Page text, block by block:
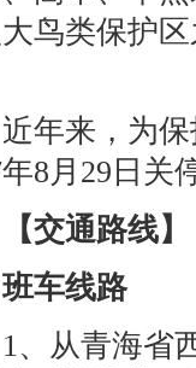
鸟类保护
来，为保
年8月29日关
【交通路线】
班车线路
从青海省西